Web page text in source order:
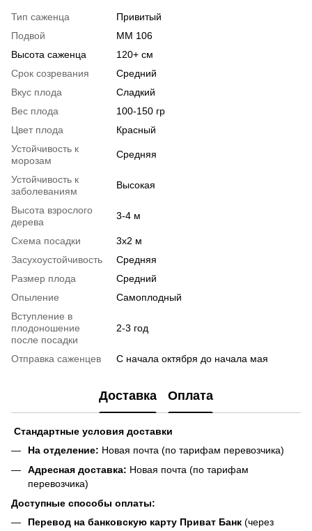
Тип саженца
Привитый
Подвой
ММ 106
Высота саженца
120+ см
Срок созревания
Средний
Вкус плода
Сладкий
Вес плода
100-150 гр
Цвет плода
Красный
Устойчивость к
морозам
Средняя
Устойчивость к
заболеваниям
Высокая
Высота взрослого
дерева
3-4 м
Схема посадки
3х2 м
Засухоустойчивость
Средняя
Размер плода
Средний
Опыление
Самоплодный
Вступление в
плодоношение
после посадки
2-3 год
Отправка саженцев С начала октября до начала мая
Доставка Оплата
Стандартные условия доставки
На отделение: Новая почта (по тарифам перевозчика)
Адресная доставка: Новая почта (по тарифам
перевозчика)
Доступные способы оплаты:
Перевод на банковскую карту Приват Банк (через